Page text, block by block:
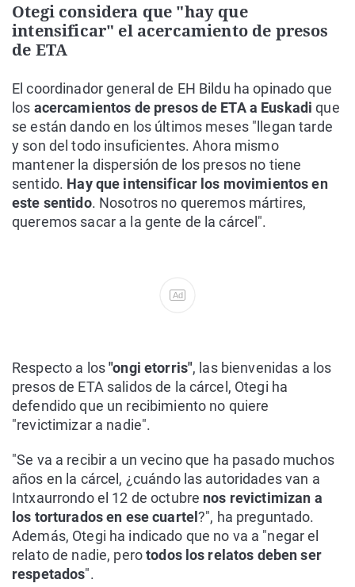
Otegi considera que "hay que
intensificar" el acercamiento de presos
de ETA
El coordinador general de EH Bildu ha opinado que
los acercamientos de presos de ETA a Euskadi que
se están dando en los últimos meses "llegan tarde
y son del todo insuficientes. Ahora mismo
mantener la dispersión de los presos no tiene
sentido. Hay que intensificar los movimientos en
este sentido. Nosotros no queremos mártires,
queremos sacar a la gente de la cárcel".
Ad
Respecto a los"ongi etorris", las bienvenidas a los
presos de ETA salidos de la cárcel, Otegi ha
defendido que un recibimiento no quiere
"revictimizar a nadie".
"Se va a recibir a un vecino que ha pasado muchos
años en la cárcel, ¿cuándo las autoridades van a
Intxaurrondo el 12 de octubre nos revictimizan a
los torturados en ese cuartel?", ha preguntado.
Además, Otegi ha indicado que no va a "negar el
relato de nadie, perotodos los relatos deben ser
respetados".